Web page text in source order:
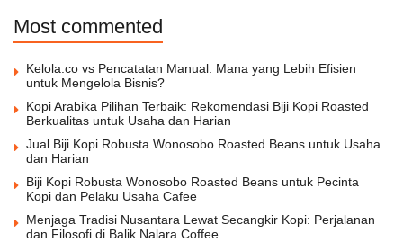
Most commented
Kelola.co vs Pencatatan Manual: Mana yang Lebih Efisien
untuk Mengelola Bisnis?
Kopi Arabika Pilihan Terbaik: Rekomendasi Biji Kopi Roasted
Berkualitas untuk Usaha dan Harian
Jual Biji Kopi Robusta Wonosobo Roasted Beans untuk Usaha
dan Harian
Biji Kopi Robusta Wonosobo Roasted Beans untuk Pecinta
Kopi dan Pelaku Usaha Cafee
Menjaga Tradisi Nusantara Lewat Secangkir Kopi: Perjalanan
dan Filosofi di Balik Nalara Coffee